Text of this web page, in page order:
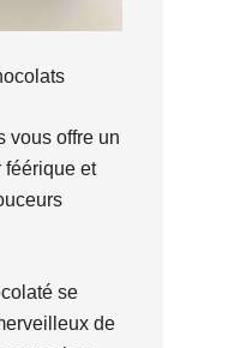
vous offre un
féérique et
se
de